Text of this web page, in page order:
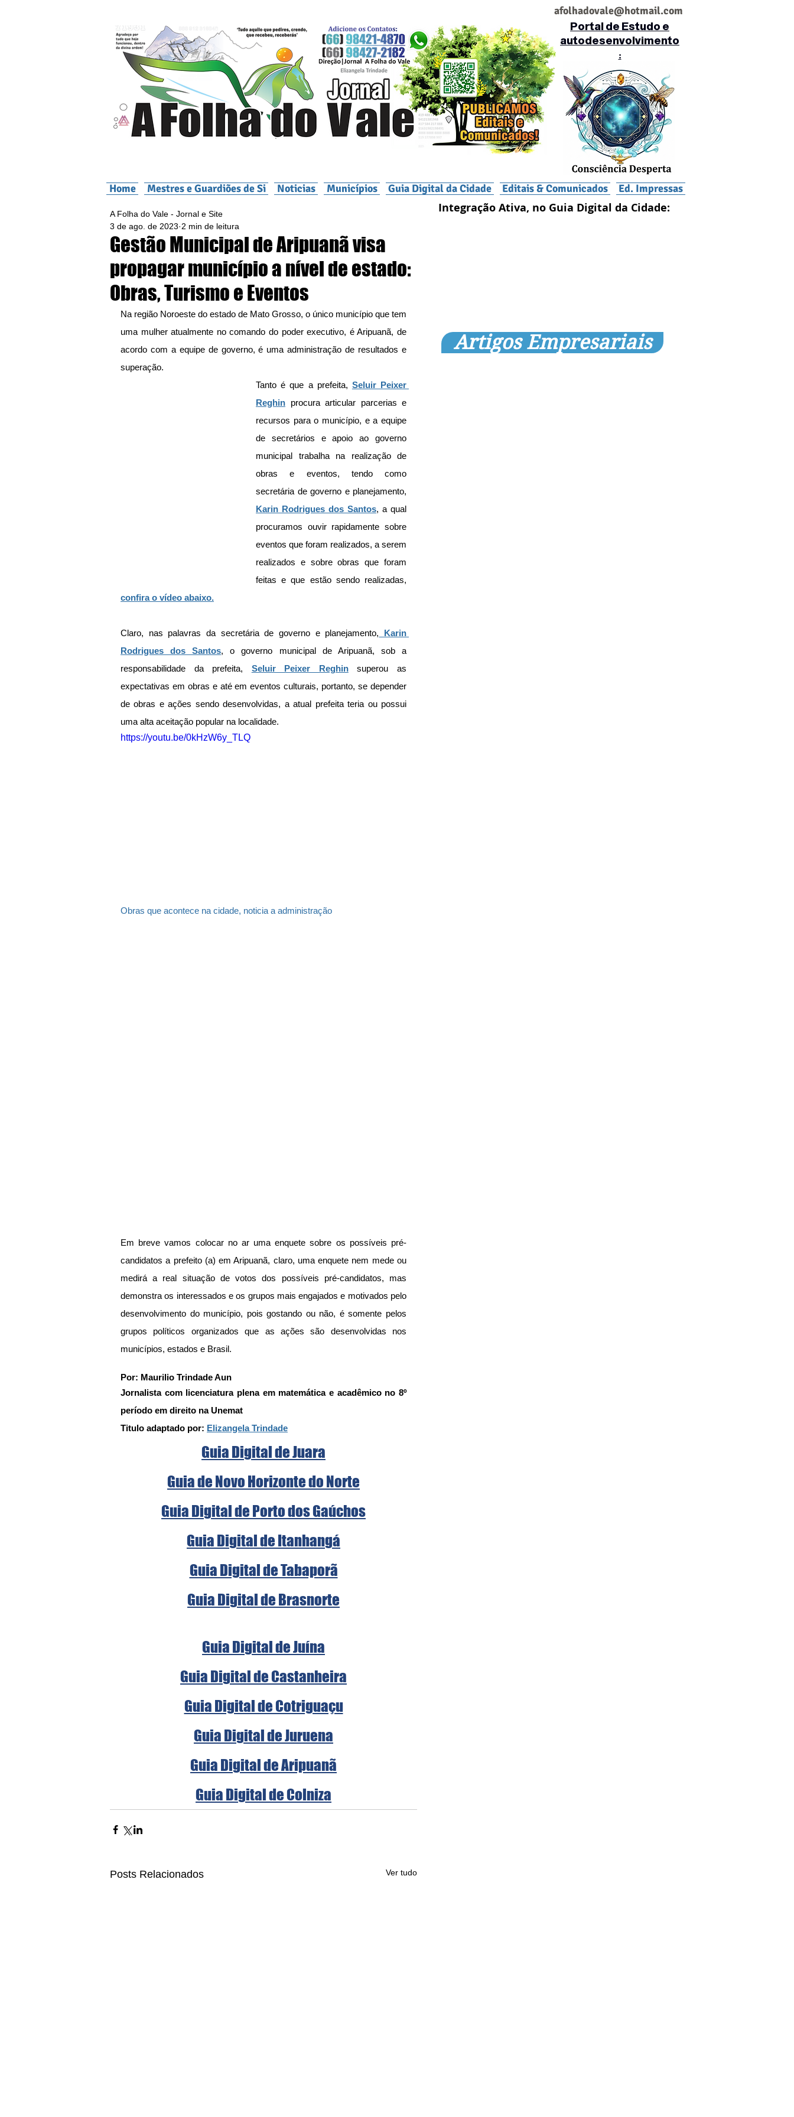
afolhadovale@hotmail.com
Portal de Estudo e
autodesenvolvimento
:
Home Mestres e Guardiões de Si Noticias Municípios Guia Digital da Cidade Editais & Comunicados Ed. Impressas
Gestão Municipal de Aripuanã visa
propagar município a nível de estado:
Obras, Turismo e Eventos
A Folha do Vale - Jornal e Site
3 de ago. de 2023 2 min de leitura
Na região Noroeste do estado de Mato Grosso, o único município que tem
uma mulher atualmente no comando do poder executivo, é Aripuanã, de
acordo com a equipe de governo, é uma administração de resultados e
superação.
Tanto é que a prefeita, Seluir Peixer
Reghin procura articular parcerias e
recursos para o município, e a equipe
de secretários e apoio ao governo
municipal trabalha na realização de
obras e eventos, tendo como
Karin Rodrigues dos Santos, a qual
procuramos ouvir rapidamente sobre
eventos que foram realizados, a serem
realizados e sobre obras que foram
confira o vídeo abaixo.
Claro, nas palavras da secretária de governo e planejamento, Karin
Rodrigues dos Santos, o governo municipal de Aripuanã, sob a
responsabilidade da prefeita, Seluir Peixer Reghin superou as
expectativas em obras e até em eventos culturais, portanto, se depender
de obras e ações sendo desenvolvidas, a atual prefeita teria ou possui
uma alta aceitação popular na localidade.
https://youtu.be/0kHzW6y_TLQ
Obras que acontece na cidade, noticia a administração
Em breve vamos colocar no ar uma enquete sobre os possíveis pré-
candidatos a prefeito (a) em Aripuanã, claro, uma enquete nem mede ou
medirá a real situação de votos dos possíveis pré-candidatos, mas
demonstra os interessados e os grupos mais engajados e motivados pelo
desenvolvimento do município, pois gostando ou não, é somente pelos
grupos políticos organizados que as ações são desenvolvidas nos
municípios, estados e Brasil.
Por: Maurilio Trindade Aun
Jornalista com licenciatura plena em matemática e acadêmico no 8º
período em direito na Unemat
Titulo adaptado por: Elizangela Trindade
Guia Digital de Juara
Guia de Novo Horizonte do Norte
Guia Digital de Porto dos Gaúchos
Guia Digital de Itanhangá
Guia Digital de Tabaporã
Guia Digital de Brasnorte
Guia Digital de Juína
Guia Digital de Castanheira
Guia Digital de Cotriguaçu
Guia Digital de Juruena
Guia Digital de Aripuanã
Guia Digital de Colniza
Posts Relacionados Ver tudo
Integração Ativa, no Guia Digital da Cidade:
Artigos Empresariais